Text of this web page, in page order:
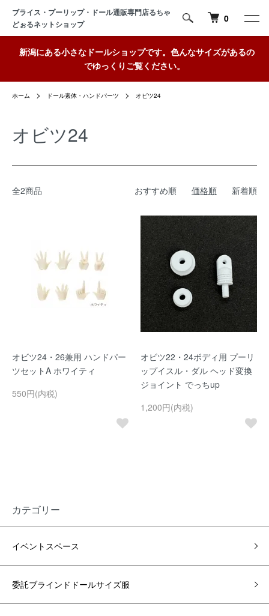
ブライス・プーリップ・ドール通販専門店るちゃ
どぉるネットショップ
0
新潟にある小さなドールショップです。色んなサイズがあるの
でゆっくりご覧ください。
ホーム ドール素体・ハンドパーツ オビツ24
オビツ24
全2商品 おすすめ順 価格順 新着順
オビツ24・26兼用 ハンドパー
ツセットA ホワイティ
550円(内税)
オビツ22・24ボディ用 プーリ
ップイスル・ダル ヘッド変換
ジョイント でっちup
1,200円(内税)
カテゴリー
イベントスペース
委託ブラインドドールサイズ服